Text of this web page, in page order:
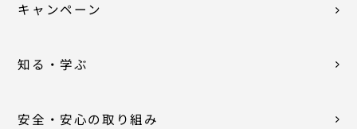
キャンペーン
知る・学ぶ
安全・安心の取り組み